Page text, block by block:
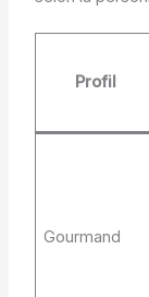
Profil
Gourmand